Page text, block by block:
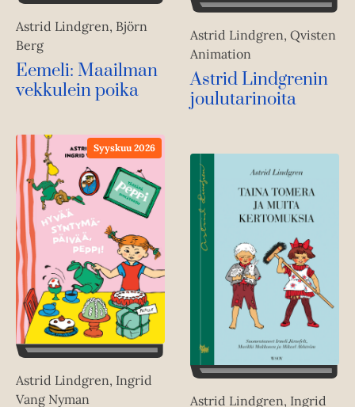
Astrid Lindgren, Björn
Berg
Eemeli: Maailman
vekkulein poika
Astrid Lindgren, Qvisten
Animation
Astrid Lindgrenin
joulutarinoita
Syyskuu 2026
Astrid Lindgren, Ingrid
Vang Nyman
Astrid Lindgren, Ingrid